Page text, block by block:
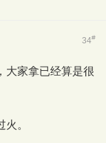
34#
大家拿已经算是很
。